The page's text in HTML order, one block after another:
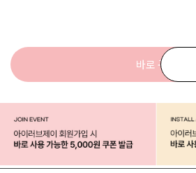
바로 구매